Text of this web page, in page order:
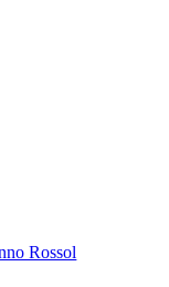
Rossol